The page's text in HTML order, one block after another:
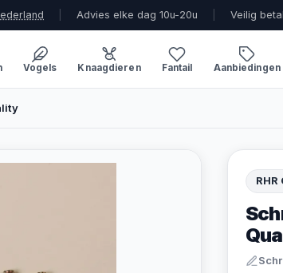
Advies elke dag 10u-20u Veilig
Vogels Knaagdieren Fantail Aanbiedingen